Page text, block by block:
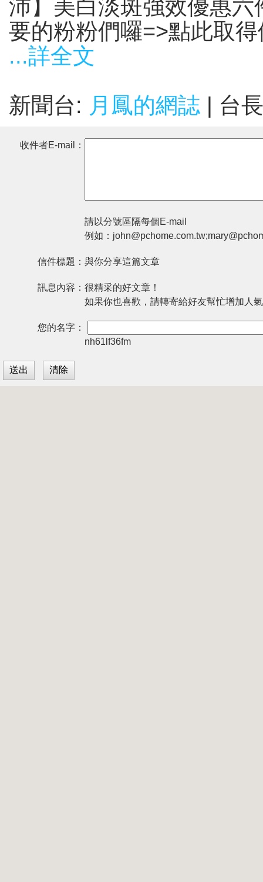
沛】美白淡斑強效優惠
要的粉粉們囉=>點此取
...詳全文
新聞台: 月鳳的網誌 | 台
收件者E-mail：
請以分號區隔每個E-mail
例如：
信件標題： 與你分享這篇文章
訊息內容： 很精采的好文章！
如果你也喜歡，請轉寄給好友幫忙增加人
您的名字：
nh61lf36fm